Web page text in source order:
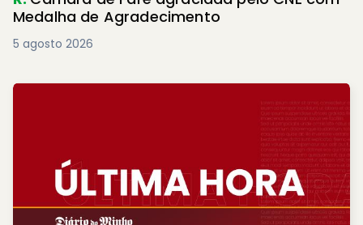
Medalha de Agradecimento
5 agosto 2026